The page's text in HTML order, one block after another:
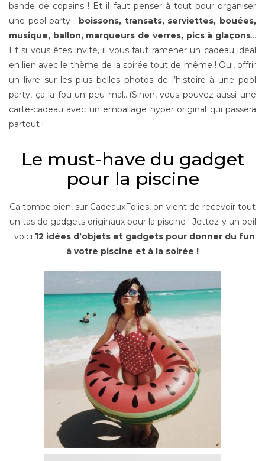
bande de copains ! Et il faut penser à tout pour organiser
une pool party : boissons, transats, serviettes, bouées,
musique, ballon, marqueurs de verres, pics à glaçons…
Et si vous êtes invité, il vous faut ramener un cadeau idéal
en lien avec le thème de la soirée tout de même ! Oui, offrir
un livre sur les plus belles photos de l’histoire à une pool
party, ça la fou un peu mal…(Sinon, vous pouvez aussi une
carte-cadeau avec un emballage hyper original qui passera
partout !
Le must-have du gadget
pour la piscine
Ca tombe bien, sur CadeauxFolies, on vient de recevoir tout
un tas de gadgets originaux pour la piscine ! Jettez-y un oeil
: voici 12 idées d’objets et gadgets pour donner du fun
à votre piscine et à la soirée !